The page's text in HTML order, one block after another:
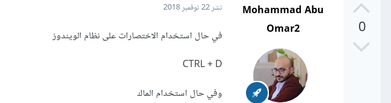
0
Mohammad Abu
Omar2
نشر22 نوفمبر 2018
في حال استخدام الاختصارات على نظام الويندوز
CTRL + D
وفي حال استخدام الماك